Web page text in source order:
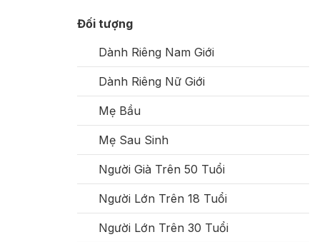
Đối tượng
Dành Riêng Nam Giới
Dành Riêng Nữ Giới
Mẹ Bầu
Mẹ Sau Sinh
Người Già Trên 50 Tuổi
Người Lớn Trên 18 Tuổi
Người Lớn Trên 30 Tuổi